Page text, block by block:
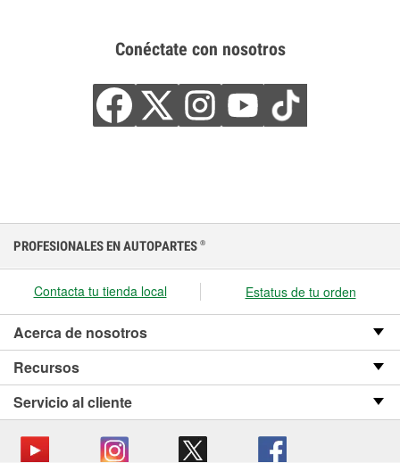
Conéctate con nosotros
PROFESIONALES EN AUTOPARTES ®
Contacta tu tienda local Estatus de tu orden
Acerca de nosotros
Recursos
Servicio al cliente